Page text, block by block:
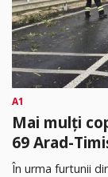
A1
Mai mulți
69 Arad-
În urma furtunii